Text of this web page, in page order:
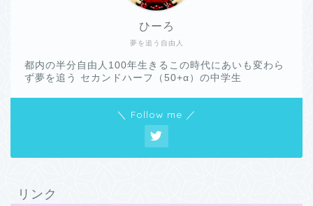
夢を追う自由人
ひーろ
都内の半分自由人100年生きるこの時代にあいも変わら
ず夢を追う セカンドハーフ（50+α）の中学生
＼ Follow me ／
リンク